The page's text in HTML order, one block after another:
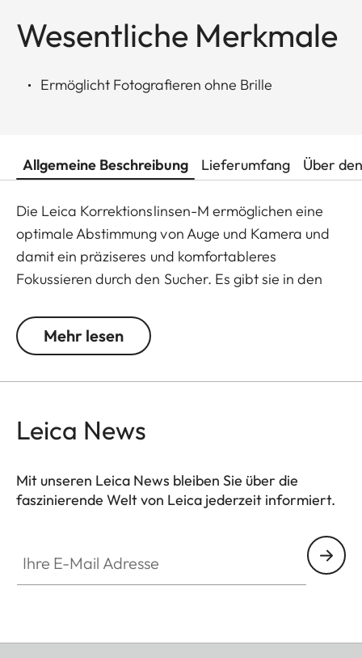
Wesentliche Merkmale
Ermöglicht Fotografieren ohne Brille
Allgemeine Beschreibung Lieferumfang Über
Die Leica Korrektionslinsen-M ermöglichen eine
optimale Abstimmung von Auge und Kamera und
damit ein präziseres und komfortableres
Fokussieren durch den Sucher. Es gibt sie in den
beachten Sie, dass der Sucher der Leica M
standardmäßig auf -0,5 Dioptrien eingestellt ist,
Mehr lesen
Leica News
Mit unseren Leica News bleiben Sie über die
faszinierende Welt von Leica jederzeit informiert.